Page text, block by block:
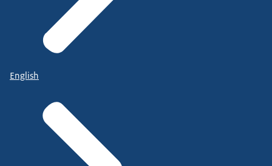
English